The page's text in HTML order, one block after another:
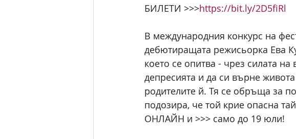
БИЛЕТИ >>>https://bit.ly/2D5fiRl
В международния конкурс на
дебютиращата режисьорка Ева
което се опитва - чрез силата
депресията и да си върне
родителите й. Тя се обръща за
подозира, че той крие опасна
ОНЛАЙН и >>> само до 19 юли!